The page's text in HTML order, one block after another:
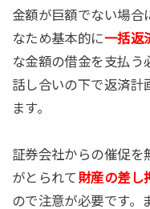
金額が巨額でない場合
なため基本的に一括返
な金額の借金を支払う
話し合いの下で返済計
ます。
証券会社からの催促を
がとられて財産の差し
ので注意が必要です。